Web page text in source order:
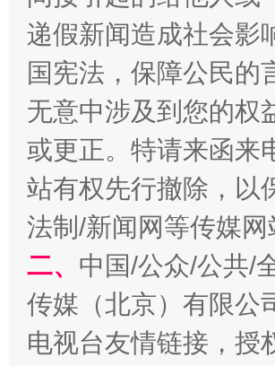
习近平的博鳌关键词
递假新闻造成社会影
国宪法，保障公民的
无意中涉及到您的权
或更正。特请来函来
站有权先行撤除，以
法制/新闻网等传媒
二、 中国/公众/公共/
传媒（北京）有限公
电视台友情链接，授